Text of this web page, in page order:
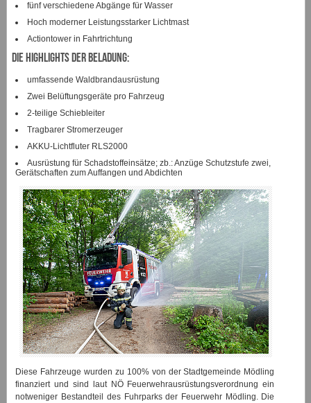
fünf verschiedene Abgänge für Wasser
Hoch moderner Leistungsstarker Lichtmast
Actiontower in Fahrtrichtung
Die Highlights der Beladung:
umfassende Waldbrandausrüstung
Zwei Belüftungsgeräte pro Fahrzeug
2-teilige Schiebleiter
Tragbarer Stromerzeuger
AKKU-Lichtfluter RLS2000
Ausrüstung für Schadstoffeinsätze; zb.: Anzüge Schutzstufe zwei,
Gerätschaften zum Auffangen und Abdichten
Diese Fahrzeuge wurden zu 100% von der Stadtgemeinde Mödling
finanziert und sind laut NÖ Feuerwehrausrüstungsverordnung ein
notweniger Bestandteil des Fuhrparks der Feuerwehr Mödling. Die